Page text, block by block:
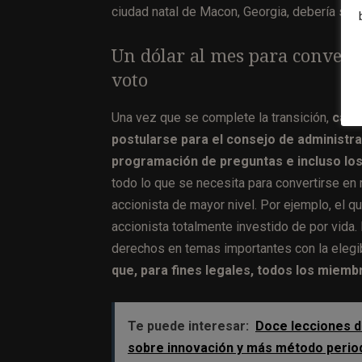
ciudad natal de Macon, Georgia, debería
Un dólar al mes para
voto
Una vez que se complete la transición,
postularse para el consejo de
programación de preguntas e incluso
todo lo que se necesita para convertirse
accionista de mayor nivel. Por ejemplo, el
accionista totalmente investido de por
derechos en temas importantes con la
que, para fines legales, todos los
Te puede interesar: Doce lecciones
sobre innovación y más método